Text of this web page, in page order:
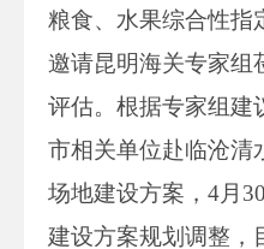
粮食、水果综合性指
邀请昆明海关专家组
评估。根据专家组建
市相关单位赴临沧清
场地建设方案，4月
建设方案规划调整，